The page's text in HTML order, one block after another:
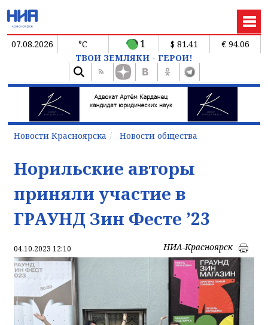
07.08.2026 °C 1 $ 81.41
€ 94.06
ТВОИ ЗЕМЛЯКИ - ГЕРОИ!
Новости Красноярска Новости общества
Норильские авторы
приняли участие в
ГРАУНД Зин Фесте ’23
04.10.2023 12:10 НИА-Красноярск